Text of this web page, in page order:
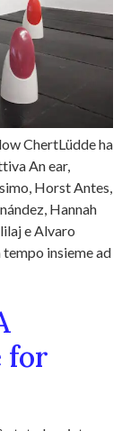
ChertLüdde ha
An ear,
Horst Antes,
Hannah
e Alvaro
insieme ad
for